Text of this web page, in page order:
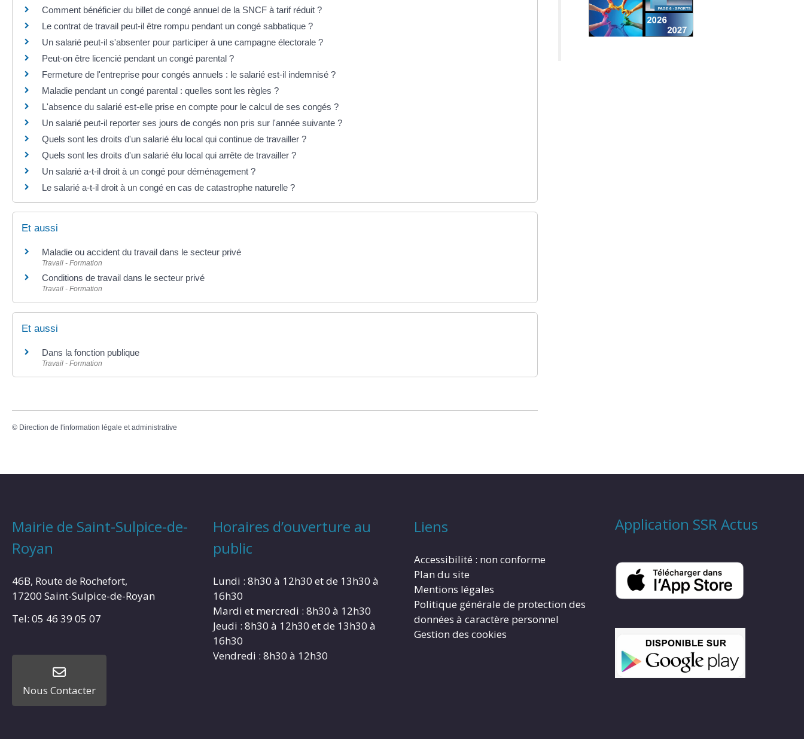
Comment bénéficier du billet de congé annuel de la SNCF à tarif réduit ?
Le contrat de travail peut-il être rompu pendant un congé sabbatique ?
Un salarié peut-il s'absenter pour participer à une campagne électorale ?
Peut-on être licencié pendant un congé parental ?
Fermeture de l'entreprise pour congés annuels : le salarié est-il indemnisé ?
Maladie pendant un congé parental : quelles sont les règles ?
L'absence du salarié est-elle prise en compte pour le calcul de ses congés ?
Un salarié peut-il reporter ses jours de congés non pris sur l'année suivante ?
Quels sont les droits d'un salarié élu local qui continue de travailler ?
Quels sont les droits d'un salarié élu local qui arrête de travailler ?
Un salarié a-t-il droit à un congé pour déménagement ?
Le salarié a-t-il droit à un congé en cas de catastrophe naturelle ?
Et aussi
Maladie ou accident du travail dans le secteur privé
Travail - Formation
Conditions de travail dans le secteur privé
Travail - Formation
Et aussi
Dans la fonction publique
Travail - Formation
© Direction de l'information légale et administrative
Mairie de Saint-Sulpice-de-
Royan
46B, Route de Rochefort,
17200 Saint-Sulpice-de-Royan
Tel: 05 46 39 05 07
Nous Contacter
Horaires d’ouverture au
public
Lundi : 8h30 à 12h30 et de 13h30 à
16h30
Mardi et mercredi : 8h30 à 12h30
Jeudi : 8h30 à 12h30 et de 13h30 à
16h30
Vendredi : 8h30 à 12h30
Liens
Accessibilité : non conforme
Plan du site
Mentions légales
Politique générale de protection des
données à caractère personnel
Gestion des cookies
Application SSR Actus